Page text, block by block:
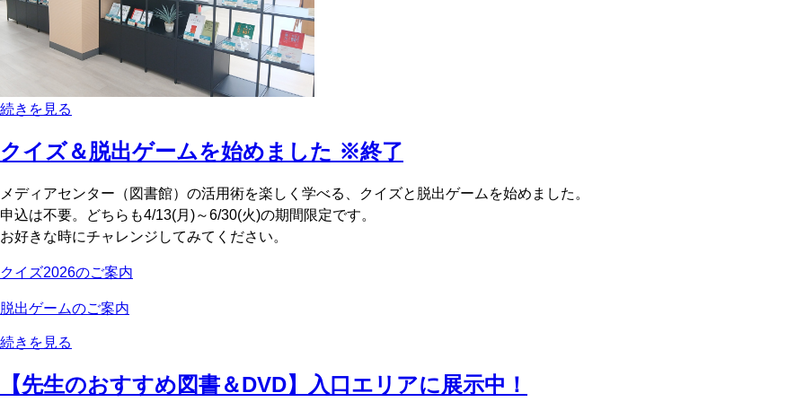
続きを見る
クイズ＆脱出ゲームを始めました ※終了
メディアセンター（図書館）の活用術を楽しく学べる、クイズと脱出ゲームを始めました。
申込は不要。どちらも4/13(月)～6/30(火)の期間限定です。
お好きな時にチャレンジしてみてください。
クイズ2026のご案内
脱出ゲームのご案内
続きを見る
【先生のおすすめ図書＆DVD】入口エリアに展示中！